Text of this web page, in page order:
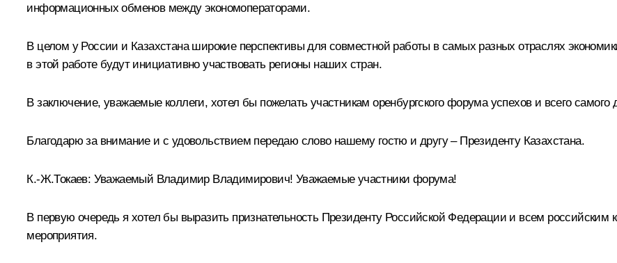
информационных обменов между экономоператорами.
В целом у России и Казахстана широкие перспективы для совместной работы в самых разных отраслях
в этой работе будут инициативно участвовать регионы наших стран.
В заключение, уважаемые коллеги, хотел бы пожелать участникам оренбургского форума успехов и всего самого
Благодарю за внимание и с удовольствием передаю слово нашему гостю и другу – Президенту Казахстана.
К.-Ж.Токаев: Уважаемый Владимир Владимирович! Уважаемые участники форума!
В первую очередь я хотел бы выразить признательность Президенту Российской Федерации и всем российским
мероприятия.